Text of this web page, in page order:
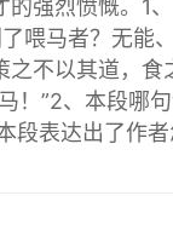
的强烈愤慨。1
喂马者？无能
不以其道，
！”2、本段哪
段表达出了作